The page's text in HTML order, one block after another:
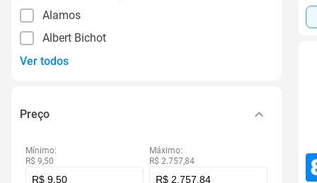
Alamos
Albert Bichot
Ver todos
Preço
Mínimo:
R$ 9,50
Máximo:
R$ 2.757,84